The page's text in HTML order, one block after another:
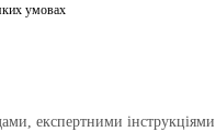
умовах
експертними інструкціями